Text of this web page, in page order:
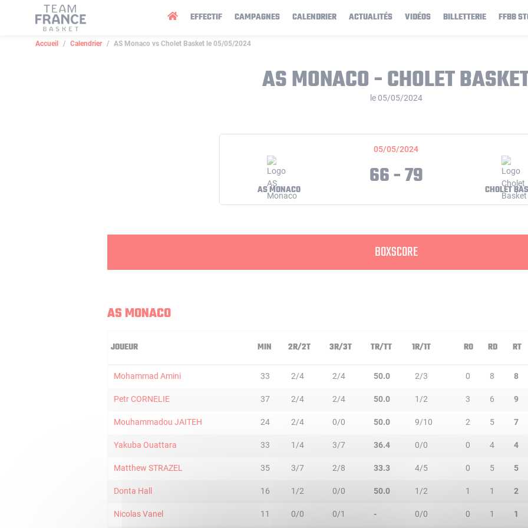
EFFECTIF CAMPAGNES CALENDRIER ACTUALITÉS VIDÉOS BILLETTERIE FFBB
Accueil Calendrier AS Monaco vs Cholet Basket le 05/05/2024
AS MONACO - CHOLET
le 05/05/2024
05/05/2024
AS MONACO 66 - 79 CHOLET
BOXSCORE
AS MONACO
JOUEUR MIN 2R/2T 3R/3T TR/TT 1R/1T RO RD RT
Mohammad Amini 33 2/4 2/4 50.0 2/3 0 8 8
Petr CORNELIE 37 2/4 2/4 50.0 1/2 3 6 9
Mouhammadou JAITEH 24 2/4 0/0 50.0 9/10 2 5 7
Yakuba Ouattara 33 1/4 3/7 36.4 0/0 0 4 4
Matthew STRAZEL 35 3/7 2/8 33.3 4/5 0 5 5
Donta Hall 16 1/2 0/0 50.0 1/2 1 1 2
Nicolas Vanel 11 0/0 0/1 - 0/0 0 1 1
Panneau de gestion des cookies